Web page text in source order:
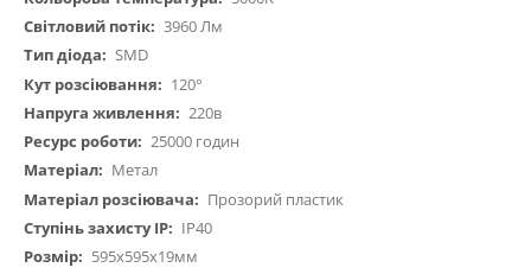
3960 Лм
SMD
120°
220в
25000 годин
Метал
Прозорий пластик
IP40
595х595х19мм